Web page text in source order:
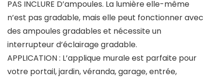
PAS INCLURE D’ampoules. La lumière elle-même
n’est pas gradable, mais elle peut fonctionner avec
des ampoules gradables et nécessite un
interrupteur d’éclairage gradable.
APPLICATION : L’applique murale est parfaite pour
votre portail, jardin, véranda, garage, entrée,